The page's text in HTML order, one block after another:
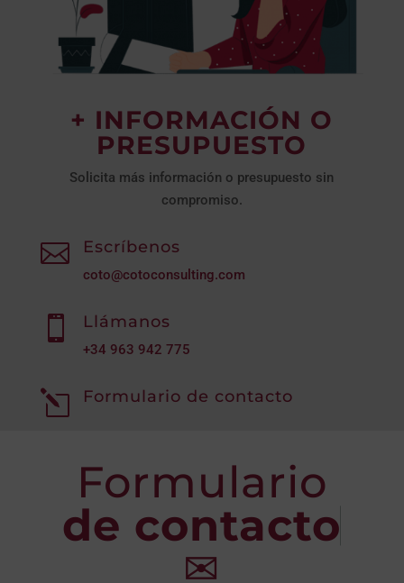
+ INFORMACIÓN O
PRESUPUESTO
Solicita más información o presupuesto sin
compromiso.
 Escríbenos
coto@cotoconsulting.com
 Llámanos
+34 963 942 775
l Formulario de contacto
Formulario
de contacto
✉